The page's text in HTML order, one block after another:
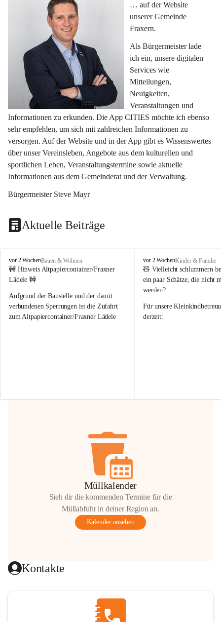
… auf der Website
unserer Gemeinde
Fraxern.
Als Bürgermeister lade
ich ein, unsere digitalen
Services wie
Mitteilungen,
Neuigkeiten,
Veranstaltungen und
Informationen zu erkunden. Die App CITIES möchte ich ebenso
sehr empfehlen, um sich mit zahlreichen Informationen zu
versorgen. Auf der Website und in der App gibt es Wissenswertes
über unser Vereinsleben, Angebote aus dem kulturellen und
sportlichen Leben, Veranstaltungstermine sowie aktuelle
Informationen aus dem Gemeinderat und der Verwaltung.
Bürgermeister Steve Mayr
Aktuelle Beiträge
F
r
a
e
r
n
vor 2 WochenBauen & Wohnen
🚧 Hinweis Altpapiercontainer/Fraxner
Lädele 🚧
Aufgrund der Baustelle und der damit
verbundenen Sperrungen ist die Zufahrt
zum Altpapiercontainer/Fraxner Lädele
Hilfsbereitschaft!
F
r
a
x
r
n
vor 2 WochenKinder & Familie
🧸 Vielleicht schlummern
ein paar Schätze, die nicht
werden?
Für unsere
derzeit:
Müllkalender
Sieh dir die kommenden Termine für die
Müllabfuhr in deiner Region an.
Kalender ansehen
Kontakte